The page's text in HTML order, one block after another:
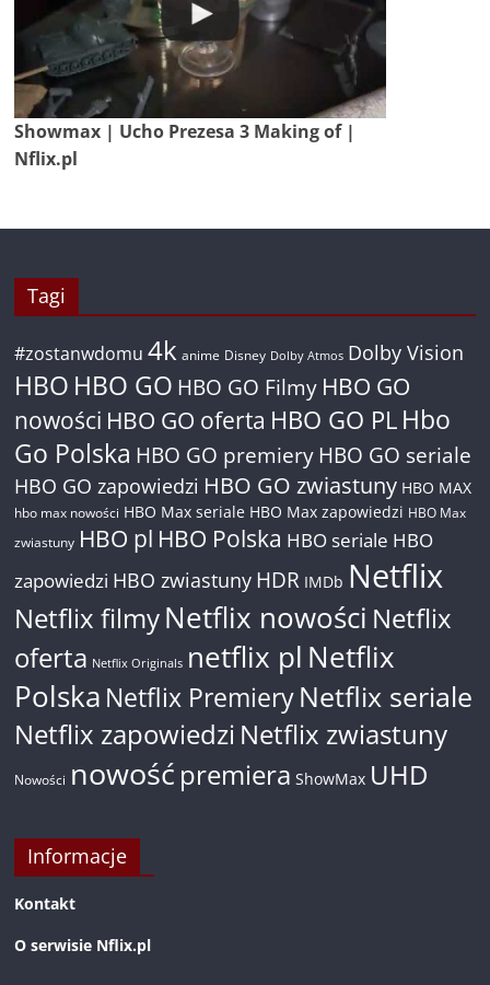
Showmax | Ucho Prezesa 3 Making of |
Nflix.pl
Tagi
#zostanwdomu 4k anime Disney Dolby Atmos Dolby Vision
HBO HBO GO HBO GO Filmy HBO GO
nowości HBO GO oferta HBO GO PL Hbo
Go Polska HBO GO premiery HBO GO seriale
HBO GO zapowiedzi HBO GO zwiastuny HBO MAX
hbo max nowości HBO Max seriale HBO Max zapowiedzi HBO Max
zwiastuny HBO pl HBO Polska HBO seriale HBO
zapowiedzi HBO zwiastuny HDR IMDb Netflix
Netflix filmyNetflix nowości Netflix
oferta Netflix Originals netflix pl Netflix
Polska Netflix PremieryNetflix seriale
Netflix zapowiedzi Netflix zwiastuny
Nowości nowość premiera ShowMax UHD
Informacje
Kontakt
O serwisie Nflix.pl